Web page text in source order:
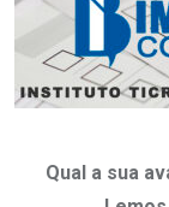
Qual a sua